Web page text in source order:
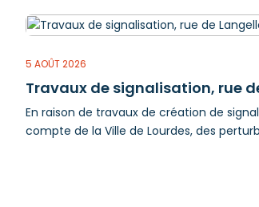
5 AOÛT 2026
Travaux de signalisation, rue
En raison de travaux de création de
compte de la Ville de Lourdes, des